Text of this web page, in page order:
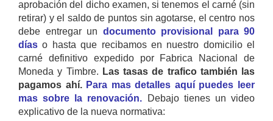
aprobación del dicho examen, si tenemos el carné (sin
retirar) y el saldo de puntos sin agotarse, el centro nos
debe entregar un documento provisional para 90
días o hasta que recibamos en nuestro domicilio el
carné definitivo expedido por Fabrica Nacional de
Moneda y Timbre. Las tasas de trafico también las
pagamos ahí. Para mas detalles aquí puedes leer
mas sobre la renovación. Debajo tienes un video
explicativo de la nueva normativa: